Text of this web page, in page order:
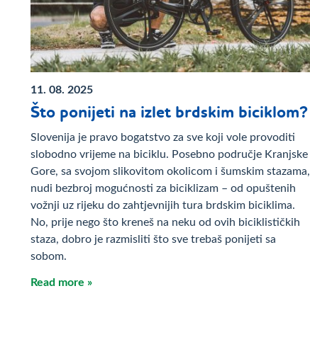
11. 08. 2025
Što ponijeti na izlet brdskim biciklom?
Slovenija je pravo bogatstvo za sve koji vole provoditi
slobodno vrijeme na biciklu. Posebno područje Kranjske
Gore, sa svojom slikovitom okolicom i šumskim stazama,
nudi bezbroj mogućnosti za biciklizam – od opuštenih
vožnji uz rijeku do zahtjevnijih tura brdskim biciklima.
No, prije nego što kreneš na neku od ovih biciklističkih
staza, dobro je razmisliti što sve trebaš ponijeti sa
sobom.
Read more »